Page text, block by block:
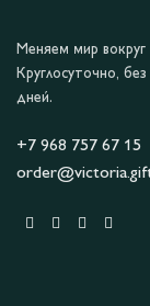
Меняем мир вокруг
Круглосуточно,
дней.
+7 968 757 67 15